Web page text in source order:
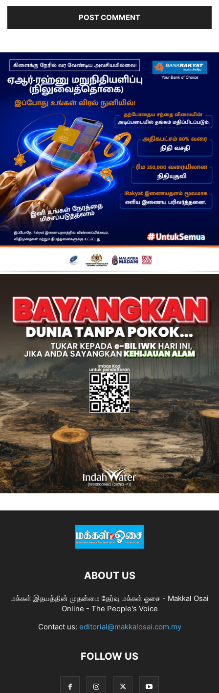
ABOUT US
மக்கள் இதயத்தின் முதன்மை தேர்வு மக்கள் ஓசை - Makkal Osai
Online - The People's Voice
Contact us: editorial@makkalosai.com.my
FOLLOW US